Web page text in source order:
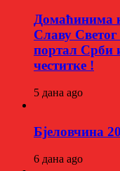
Домаћинима
Славу
портал Срби
честитке !
5 дана ago
Бјеловчина
6 дана ago